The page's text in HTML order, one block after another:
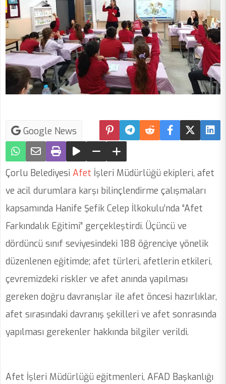
Google News
Çorlu Belediyesi Afet İşleri Müdürlüğü ekipleri, afet
ve acil durumlara karşı bilinçlendirme çalışmaları
kapsamında Hanife Şefik Celep İlkokulu’nda “Afet
Farkındalık Eğitimi” gerçekleştirdi. Üçüncü ve
dördüncü sınıf seviyesindeki 188 öğrenciye yönelik
düzenlenen eğitimde; afet türleri, afetlerin etkileri,
çevremizdeki riskler ve afet anında yapılması
gereken doğru davranışlar ile afet öncesi hazırlıklar,
afet sırasındaki davranış şekilleri ve afet sonrasında
yapılması gerekenler hakkında bilgiler verildi.
Afet İşleri Müdürlüğü eğitmenleri, AFAD Başkanlığı